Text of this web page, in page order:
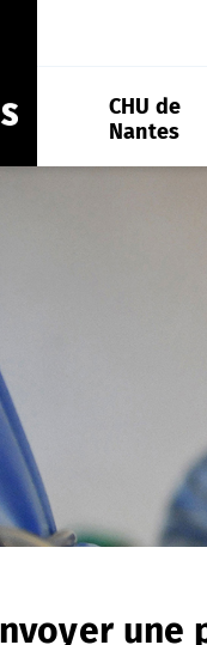
CHU de
Nantes
une